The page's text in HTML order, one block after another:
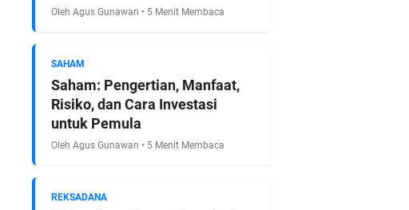
Oleh Agus Gunawan • 5 Menit Membaca
SAHAM
Saham: Pengertian, Manfaat,
Risiko, dan Cara Investasi
untuk Pemula
Oleh Agus Gunawan • 5 Menit Membaca
REKSADANA